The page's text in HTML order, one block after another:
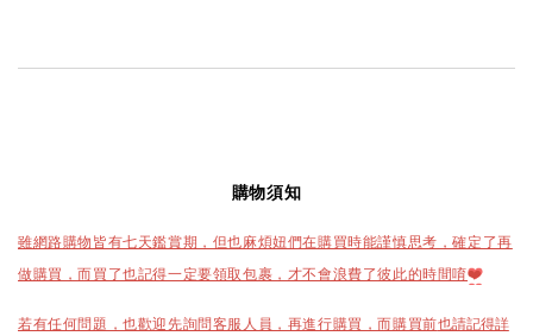
購物須知
雖網路購物皆有七天鑑賞期，但也麻煩妞們在購買時能謹慎思考，確定了再
做購買，而買了也記得一定要領取包裹，才不會浪費了彼此的時間唷❤️
若有任何問題，也歡迎先詢問客服人員，再進行購買，而購買前也請記得詳